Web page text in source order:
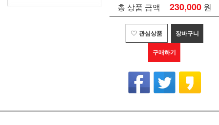
총 상품 금액 230,000 원
관심상품 장바구니
구매하기